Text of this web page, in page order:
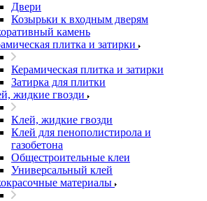
Двери
Козырьки к входным дверям
камень
плитка и затирки
Керамическая плитка и затирки
Затирка для плитки
жидкие гвозди
Клей, жидкие гвозди
Клей для пенополистирола и
газобетона
Общестроительные клеи
Универсальный клей
материалы